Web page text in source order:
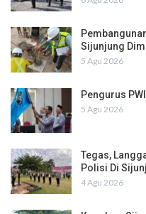
Sijunjung
5 Agu 2026
Pengurus
5 Agu 2026
Tegas,
Polisi Di
4 Agu 2026